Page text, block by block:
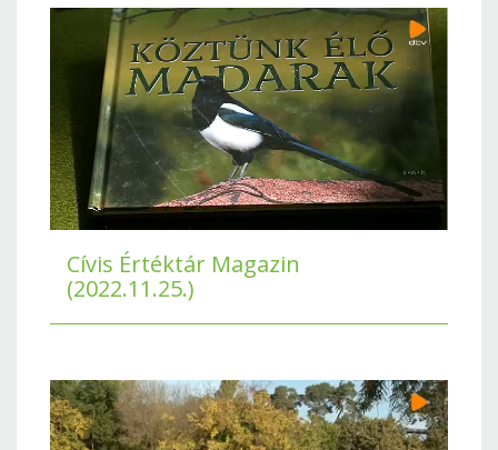
Cívis Értéktár Magazin
(2022.11.25.)